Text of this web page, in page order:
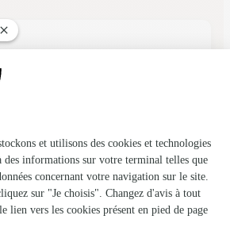
plus "fin" sur l'horaire de livraison et
à la commande…